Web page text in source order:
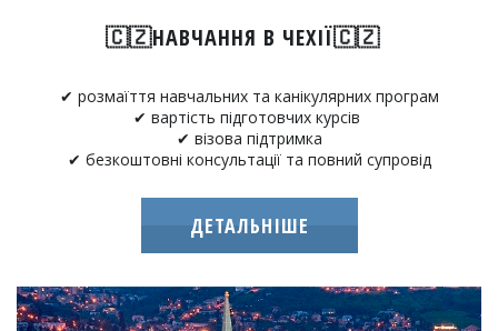
🇨🇿НАВЧАННЯ В ЧЕХІЇ🇨🇿
✔ розмаїття навчальних та канікулярних програм
✔ вартість підготовчих курсів
✔ візова підтримка
✔ безкоштовні консультації та повний супровід
ДЕТАЛЬНІШЕ